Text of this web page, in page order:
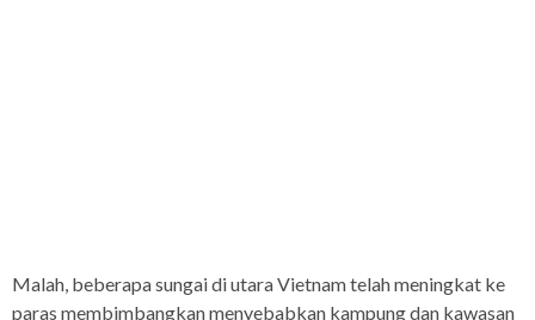
Malah, beberapa sungai di utara Vietnam telah meningkat ke
paras membimbangkan menyebabkan kampung dan kawasan